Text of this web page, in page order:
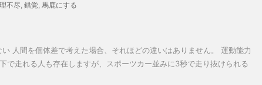
理不尽, 錯覚, 馬鹿にする
人間を個体差で考えた場合、それほどの違いはありません。 運動能力
で走れる人も存在しますが、スポーツカー並みに3秒で走り抜けられる